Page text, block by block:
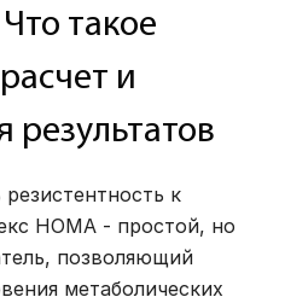
такое
и
результатов
к
HOMA - простой, но
позволяющий
метаболических